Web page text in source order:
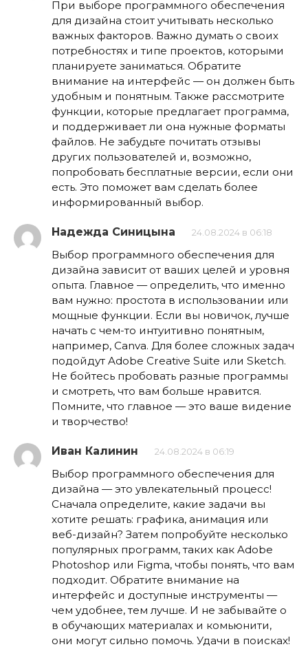
При выборе программного обеспечения
для дизайна стоит учитывать несколько
важных факторов. Важно думать о своих
потребностях и типе проектов, которыми
планируете заниматься. Обратите
внимание на интерфейс — он должен быть
удобным и понятным. Также рассмотрите
функции, которые предлагает программа,
и поддерживает ли она нужные форматы
файлов. Не забудьте почитать отзывы
других пользователей и, возможно,
попробовать бесплатные версии, если они
есть. Это поможет вам сделать более
информированный выбор.
Надежда Синицына 24.08.2024 в 06:18
Выбор программного обеспечения для
дизайна зависит от ваших целей и уровня
опыта. Главное — определить, что именно
вам нужно: простота в использовании или
мощные функции. Если вы новичок, лучше
начать с чем-то интуитивно понятным,
например, Canva. Для более сложных задач
подойдут Adobe Creative Suite или Sketch.
Не бойтесь пробовать разные программы
и смотреть, что вам больше нравится.
Помните, что главное — это ваше видение
и творчество!
Иван Калинин 24.08.2024 в 06:19
Выбор программного обеспечения для
дизайна — это увлекательный процесс!
Сначала определите, какие задачи вы
хотите решать: графика, анимация или
веб-дизайн? Затем попробуйте несколько
популярных программ, таких как Adobe
Photoshop или Figma, чтобы понять, что вам
подходит. Обратите внимание на
интерфейс и доступные инструменты —
чем удобнее, тем лучше. И не забывайте о
в обучающих материалах и комьюнити,
они могут сильно помочь. Удачи в поисках!